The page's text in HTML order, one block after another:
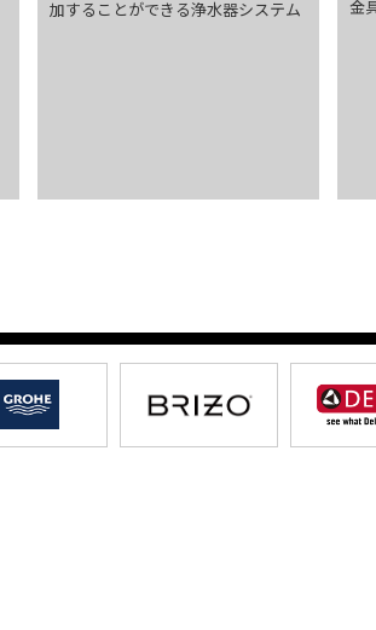
加することができる浄水器システム
金